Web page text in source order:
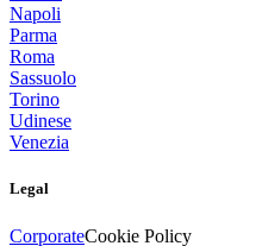
Napoli
Parma
Roma
Sassuolo
Torino
Udinese
Venezia
Legal
CorporateCookie Policy